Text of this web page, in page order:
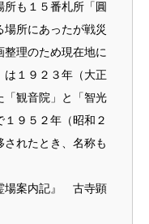
も１５番札所「圓
所にあったが戦災
整理のため現在地に
は１９２３年（大正
「観音院」と「智光
９５２年（昭和２
されたとき、名称も
場案内記』 古寺顕